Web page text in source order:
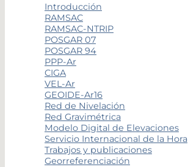
Introducción
RAMSAC
RAMSAC-NTRIP
POSGAR 07
POSGAR 94
PPP-Ar
CIGA
VEL-Ar
GEOIDE-Ar16
Red de Nivelación
Red Gravimétrica
Modelo Digital de Elevaciones
Servicio Internacional de la Hora
Trabajos y publicaciones
Georreferenciación